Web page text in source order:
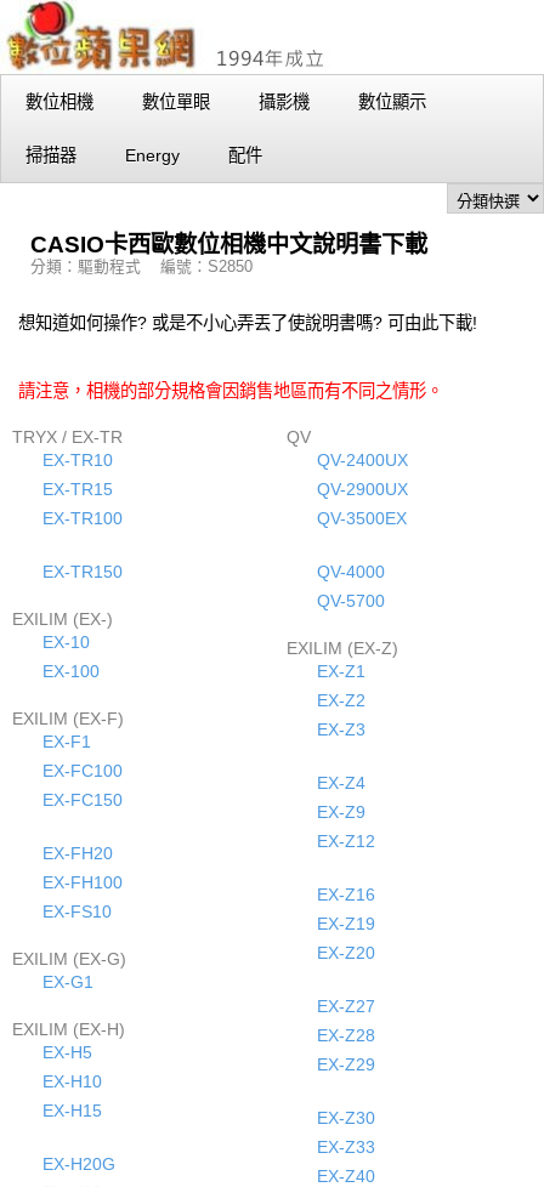
數位相機 數位單眼 攝影機 數位顯示
掃描器 Energy 配件
CASIO卡西歐數位相機中文說明書下載
分類：驅動程式 編號：S2850
想知道如何操作? 或是不小心弄丟了使說明書嗎? 可由此下載!
請注意，相機的部分規格會因銷售地區而有不同之情形。
TRYX / EX-TR
EX-TR10
EX-TR15
EX-TR100
EX-TR150
EXILIM (EX-)
EX-10
EX-100
EXILIM (EX-F)
EX-F1
EX-FC100
EX-FC150
EX-FH20
EX-FH100
EX-FS10
EXILIM (EX-G)
EX-G1
EXILIM (EX-H)
EX-H5
EX-H10
EX-H15
EX-H20G
QV
QV-2400UX
QV-2900UX
QV-3500EX
QV-4000
QV-5700
EXILIM (EX-Z)
EX-Z1
EX-Z2
EX-Z3
EX-Z4
EX-Z9
EX-Z12
EX-Z16
EX-Z19
EX-Z20
EX-Z27
EX-Z28
EX-Z29
EX-Z30
EX-Z33
EX-Z40